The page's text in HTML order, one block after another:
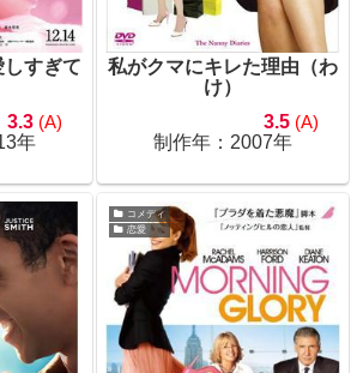
しすぎて
3.3 (A)
年
私がクマにキレた理由（わ
け）
3.5 (A)
制作年：2007年
コメディ
恋愛